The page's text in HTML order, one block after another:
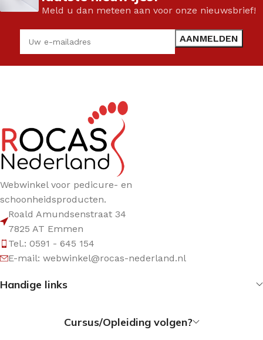
Meld u dan meteen aan voor onze nieuwsbrief!
Webwinkel voor pedicure- en
schoonheidsproducten.
Roald Amundsenstraat 34
7825 AT Emmen
Tel.: 0591 - 645 154
E-mail: webwinkel@rocas-nederland.nl
Handige links
Cursus/Opleiding volgen?